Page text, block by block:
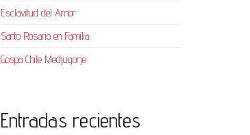
Esclavitud del Amor
Santo Rosario en Familia
Gospa Chile Medjugorje
Entradas recientes